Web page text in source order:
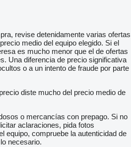
revise detenidamente varias ofertas
medio del equipo elegido. Si el
es mucho menor que el de ofertas
Una diferencia de precio significativa
o a un intento de fraude por parte
diste mucho del precio medio de
o mercancías con prepago. Si no
aclaraciones, pida fotos
equipo, compruebe la autenticidad de
necesario.